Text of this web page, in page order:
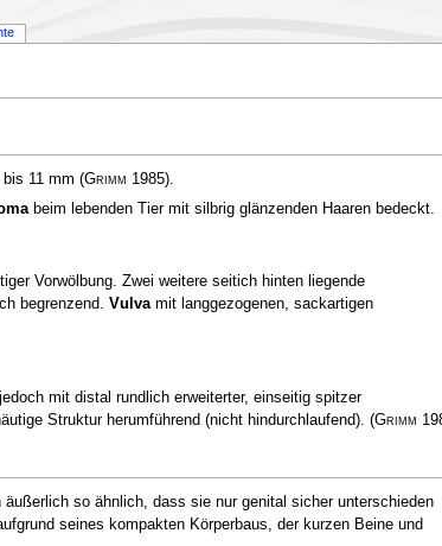
11 mm (Grimm 1985).
beim lebenden Tier mit silbrig glänzenden Haaren bedeckt.
Vorwölbung. Zwei weitere seitich hinten liegende
begrenzend. Vulvamit langgezogenen, sackartigen
mit distal rundlich erweiterter, einseitig spitzer
Struktur herumführend (nicht hindurchlaufend). (Grimm
äußerlich so ähnlich, dass sie nur genital sicher unterschieden
seines kompakten Körperbaus, der kurzen Beine und